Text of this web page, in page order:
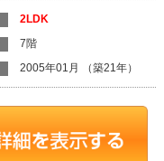
2LDK
7階
2005年01月 （築21年）